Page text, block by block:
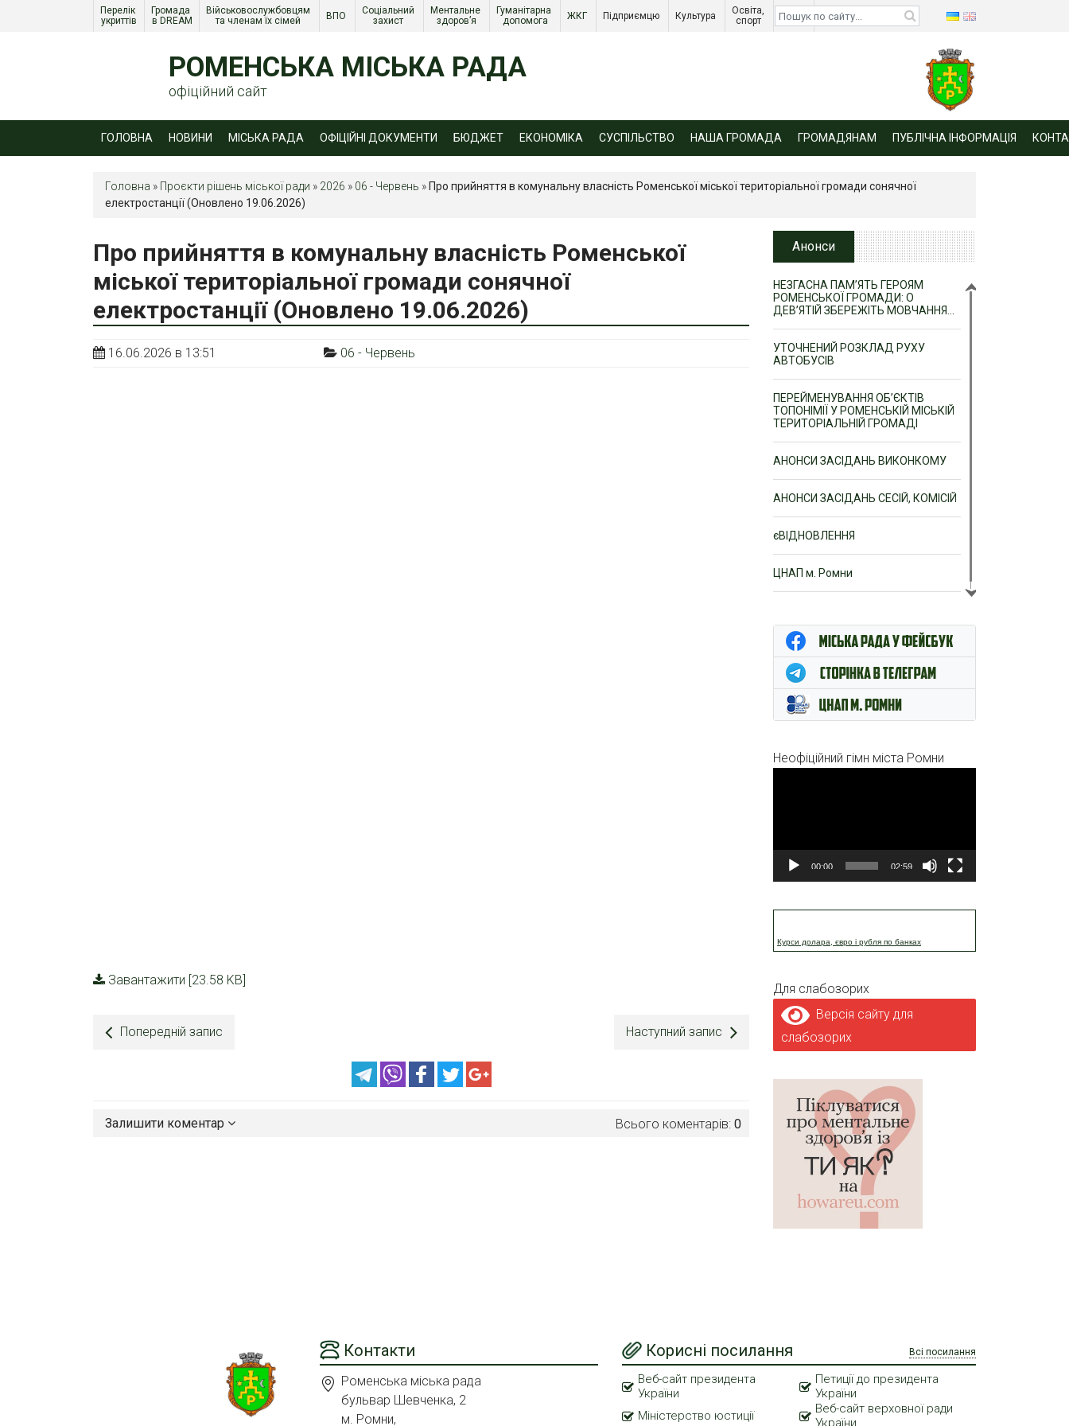
Перелік
укриттів
Громада
в DREAM
Військовослужбовцям
та членам їх сімей
ВПО
Соціальний
захист
Ментальне
здоров’я
Гуманітарна
допомога
ЖКГ Підприємцю Культура
Освіта,
спорт
Діти
війни
РОМЕНСЬКА МІСЬКА РАДА
офіційний сайт
ГОЛОВНА НОВИНИ МІСЬКА РАДА ОФІЦІЙНІ ДОКУМЕНТИ БЮДЖЕТ ЕКОНОМІКА СУСПІЛЬСТВО НАША ГРОМАДА ГРОМАДЯНАМ ПУБЛІЧНА ІНФОРМАЦІЯ
Головна » Проєкти рішень міської ради » 2026 » 06 - Червень » Про прийняття в комунальну власність Роменської міської територіальної громади сонячної
електростанції (Оновлено 19.06.2026)
Про прийняття в комунальну власність Роменської
міської територіальної громади сонячної
електростанції (Оновлено 19.06.2026)
16.06.2026 в 13:51 06 - Червень
Завантажити [23.58 KB]
Попередній запис Наступний запис
Всього коментарів: 0
Залишити коментар
Анонси
НЕЗГАСНА ПАМ’ЯТЬ ГЕРОЯМ
РОМЕНСЬКОЇ ГРОМАДИ: О
ДЕВ’ЯТІЙ ЗБЕРЕЖІТЬ МОВЧАННЯ…
УТОЧНЕНИЙ РОЗКЛАД РУХУ
АВТОБУСІВ
ПЕРЕЙМЕНУВАННЯ ОБ’ЄКТІВ
ТОПОНІМІЇ У РОМЕНСЬКІЙ МІСЬКІЙ
ТЕРИТОРІАЛЬНІЙ ГРОМАДІ
АНОНСИ ЗАСІДАНЬ ВИКОНКОМУ
АНОНСИ ЗАСІДАНЬ СЕСІЙ, КОМІСІЙ
єВІДНОВЛЕННЯ
ЦНАП м. Ромни
Неофіційний гімн міста Ромни
00:00 02:59
Курси долара, євро і рубля по банках
Для слабозорих
Версія сайту для
слабозорих
Контакти
Роменська міська рада
бульвар Шевченка, 2
м. Ромни,
Корисні посилання Всі посилання
Веб-сайт президента
України
Петиції до президента
України
Міністерство юстиції
Веб-сайт верховної ради
України